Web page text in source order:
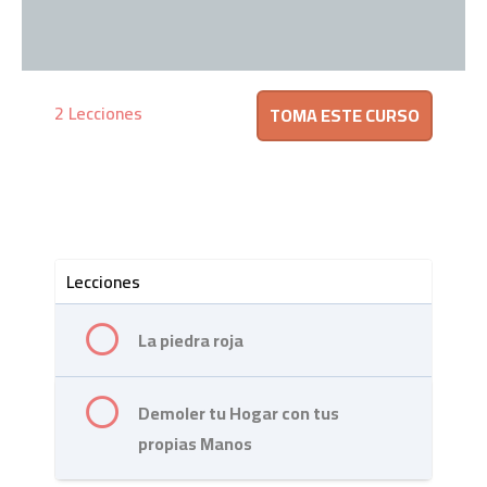
2 Lecciones
Lecciones
La piedra roja
Demoler tu Hogar con tus
propias Manos